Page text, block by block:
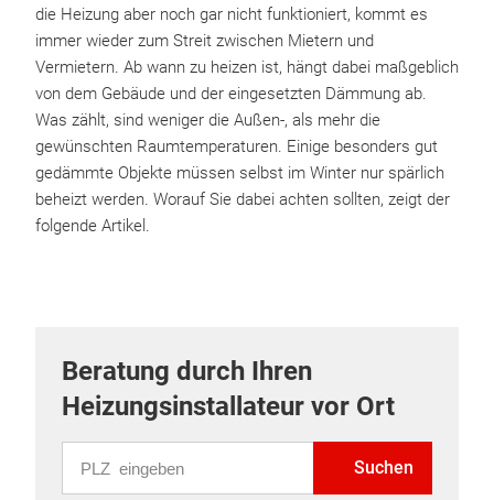
die Heizung aber noch gar nicht funktioniert, kommt es
immer wieder zum Streit zwischen Mietern und
Vermietern. Ab wann zu heizen ist, hängt dabei maßgeblich
von dem Gebäude und der eingesetzten Dämmung ab.
Was zählt, sind weniger die Außen-, als mehr die
gewünschten Raumtemperaturen. Einige besonders gut
gedämmte Objekte müssen selbst im Winter nur spärlich
beheizt werden. Worauf Sie dabei achten sollten, zeigt der
folgende Artikel.
Beratung durch Ihren
Heizungsinstallateur vor Ort
Suchen